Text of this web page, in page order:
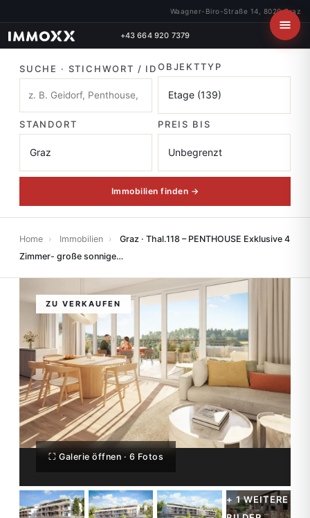
Waagner-Biro-Straße 14, 8020 Graz
+43 664 920 7379
SUCHE · STICHWORT / IDOBJEKTTYP
STANDORT PREIS BIS
Immobilien finden →
Home › Immobilien ›
Graz · Thal.118 – PENTHOUSE Exklusive 4
Zimmer- große sonnige…
ZU VERKAUFEN
⛶ Galerie öffnen · 6 Fotos